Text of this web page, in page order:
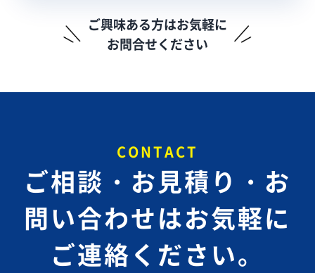
ご興味ある方はお気軽に
お問合せください
CONTACT
ご相談・お見積り・お
問い合わせはお気軽に
ご連絡ください。